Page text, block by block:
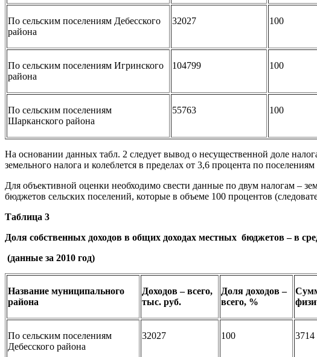
По сельским поселениям Дебесского
района
32027 100
По сельским поселениям Игринского
района
104799 100
По сельским поселениям
Шарканского района
55763 100
На основании данных табл. 2 следует вывод о несущественной доле
земельного налога и колеблется в пределах от 3,6 процента по
Для объективной оценки необходимо свести данные по двум налогам –
бюджетов сельских поселений, которые в объеме 100 процентов
Таблица 3
Доля собственных доходов в общих доходах местных бюджетов – в
(данные за 2010 год)
Название муниципального
района
Доходов – всего,
тыс. руб.
Доля доходов –
всего, %
По сельским поселениям
Дебесского района
32027 100 3714